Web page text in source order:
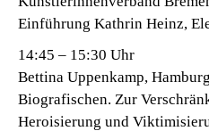
Einführung Kathrin Heinz,
14:45 – 15:30 Uhr
Bettina Uppenkamp,
Biografischen. Zur
Heroisierung und